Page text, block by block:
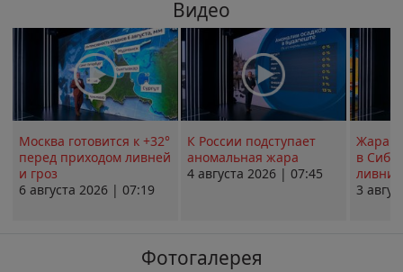
Видео
Москва готовится к +32°
перед приходом ливней
и гроз
6 августа 2026 | 07:19
К России подступает
аномальная жара
4 августа 2026 | 07:45
Жара в
в
ливни
3
Фотогалерея